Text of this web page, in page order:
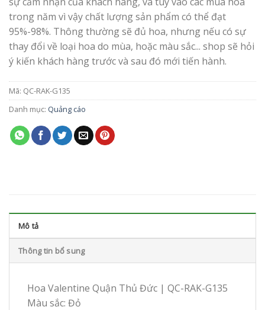
trong năm vì vậy chất lượng sản phẩm có thể đạt
95%-98%. Thông thường sẽ đủ hoa, nhưng nếu có sự
thay đổi về loại hoa do mùa, hoặc màu sắc... shop sẽ hỏi
ý kiến khách hàng trước và sau đó mới tiến hành.
Mã: QC-RAK-G135
Danh mục: Quảng cáo
Mô tả
Thông tin bổ sung
Hoa Valentine Quận Thủ Đức | QC-RAK-G135
Màu sắc: Đỏ